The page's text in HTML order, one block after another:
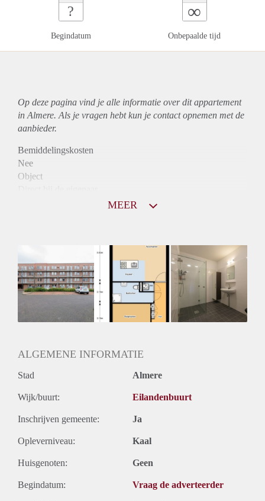
?
Begindatum
∞
Onbepaalde tijd
Op deze pagina vind je alle informatie over ditappartement
in Almere. Als je vragen hebt kun je contact opnemen met de
aanbieder.
Bemiddelingskosten
Nee
Object
Niet mogelijk
Inkomen eis
2,8 X Maandhuur Bruto
Onbepaalde termijn
MEER
ALGEMENE INFORMATIE
Stad Almere
Wijk/buurt: Eilandenbuurt
Inschrijven gemeente: Ja
Opleverniveau: Kaal
Huisgenoten: Geen
Begindatum: Vraag de adverteerder